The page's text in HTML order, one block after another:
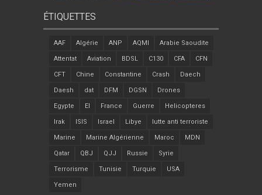
ÉTIQUETTES
AAF Algérie ANP AQMI Arabie Saoudite
Attentat Aviation BDSL C130 CFA CFN
CFT Chine Constantine Crash Daech
Daesh dat DFM DGSN Drones
Egypte EI France Guerre Helicopteres
Irak ISIS Israel Libye lutte anti terroriste
Marine Marine Algérienne Maroc MDN
Qatar QBJ QJJ Russie Syrie
Terrorisme Tunisie Turquie USA
Yemen